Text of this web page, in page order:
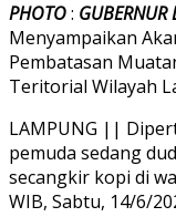
PHOTO: GUBERNUR
Menyampaikan
Pembatasan
Teritorial Wilayah
LAMPUNG ||
pemuda sedang
secangkir kopi di
WIB, Sabtu, 14/6/